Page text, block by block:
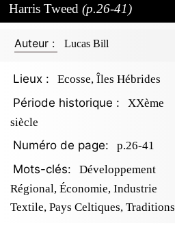
Harris Tweed (p.26-41)
Auteur : Lucas Bill
Lieux : Ecosse, Îles Hébrides
Période historique :
XXème
siècle
Numéro de page: p.26-41
Mots-clés:
Développement
Régional, Économie, Industrie
Textile, Pays Celtiques, Traditions